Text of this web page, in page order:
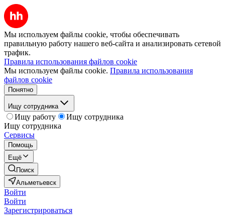
Мы используем файлы cookie, чтобы обеспечивать
правильную работу нашего веб-сайта и анализировать сетевой
трафик.
Правила использования файлов cookie
Мы используем файлы cookie. Правила использования
файлов cookie
Понятно
Ищу сотрудника
Ищу работу
Ищу сотрудника
Ищу сотрудника
Сервисы
Помощь
Ещё
Поиск
Альметьевск
Войти
Войти
Зарегистрироваться